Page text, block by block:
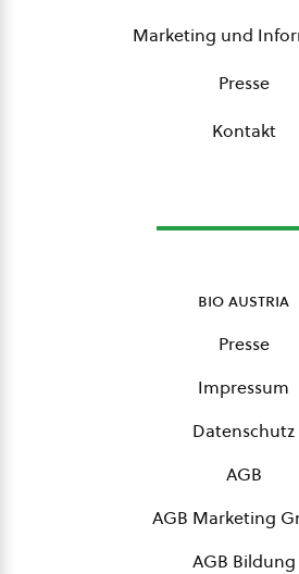
Marketing und
Presse
Kontakt
bio austria
Presse
Impressum
Datenschutz
AGB
AGB Marketing
AGB Bildung